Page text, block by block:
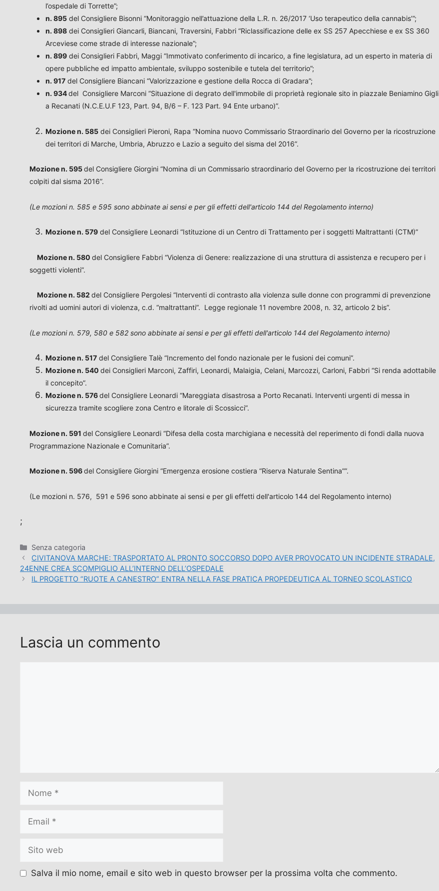
l’ospedale di Torrette”;
n. 895 del Consigliere Bisonni “Monitoraggio nell’attuazione della L.R. n. 26/2017 ‘Uso terapeutico della cannabis’”;
n. 898 dei Consiglieri Giancarli, Biancani, Traversini, Fabbri “Riclassificazione delle ex SS 257 Apecchiese e ex SS 360
Arceviese come strade di interesse nazionale”;
n. 899 dei Consiglieri Fabbri, Maggi “Immotivato conferimento di incarico, a fine legislatura, ad un esperto in materia di
opere pubbliche ed impatto ambientale, sviluppo sostenibile e tutela del territorio”;
n. 917 del Consigliere Biancani “Valorizzazione e gestione della Rocca di Gradara”;
n. 934del Consigliere Marconi “Situazione di degrato dell'immobile di proprietà regionale sito in piazzale Beniamino Gigli
a Recanati (N.C.E.U.F 123, Part. 94, B/6 – F. 123 Part. 94 Ente urbano)”.
Mozionen. 585 dei Consiglieri Pieroni, Rapa “Nomina nuovo Commissario Straordinario del Governo per la ricostruzione
dei territori di Marche, Umbria, Abruzzo e Lazio a seguito del sisma del 2016”.
Mozione n. 595del Consigliere Giorgini “Nomina di un Commissario straordinario del Governo per la ricostruzione dei territori
colpiti dal sisma 2016”.
(Le mozioni n. 585 e 595 sono abbinate ai sensi e per gli effetti dell'articolo 144 del Regolamento interno)
Mozione n. 579 del Consigliere Leonardi “Istituzione di un Centro di Trattamento per i soggetti Maltrattanti (CTM)”
Mozione n. 580 del Consigliere Fabbri “Violenza di Genere: realizzazione di una struttura di assistenza e recupero per i
soggetti violenti”.
Mozione n. 582 del Consigliere Pergolesi “Interventi di contrasto alla violenza sulle donne con programmi di prevenzione
rivolti ad uomini autori di violenza, c.d. “maltrattanti”. Legge regionale 11 novembre 2008, n. 32, articolo 2 bis”.
(Le mozioni n. 579, 580 e 582 sono abbinate ai sensi e per gli effetti dell'articolo 144 del Regolamento interno)
Mozionen. 517 del Consigliere Talè “Incremento del fondo nazionale per le fusioni dei comuni”.
Mozionen. 540 dei Consiglieri Marconi, Zaffiri, Leonardi, Malaigia, Celani, Marcozzi, Carloni, Fabbri “Si renda adottabile
il concepito”.
Mozione n. 576del Consigliere Leonardi “Mareggiata disastrosa a Porto Recanati. Interventi urgenti di messa in
sicurezza tramite scogliere zona Centro e litorale di Scossicci”.
Mozione n. 591 del Consigliere Leonardi “Difesa della costa marchigiana e necessità del reperimento di fondi dalla nuova
Programmazione Nazionale e Comunitaria”.
Mozione n. 596del Consigliere Giorgini “Emergenza erosione costiera “Riserva Naturale Sentina””.
(Le mozioni n. 576, 591 e 596 sono abbinate ai sensi e per gli effetti dell'articolo 144 del Regolamento interno)
;
Categorie
Senza categoria
CIVITANOVA MARCHE: TRASPORTATO AL PRONTO SOCCORSO DOPO AVER PROVOCATO UN INCIDENTE STRADALE,
24ENNE CREA SCOMPIGLIO ALL’INTERNO DELL’OSPEDALE
IL PROGETTO “RUOTE A CANESTRO” ENTRA NELLA FASE PRATICA PROPEDEUTICA AL TORNEO SCOLASTICO
Lascia un commento
Nome
Email
Sito
web
Salva il mio nome, email e sito web in questo browser per la prossima volta che commento.